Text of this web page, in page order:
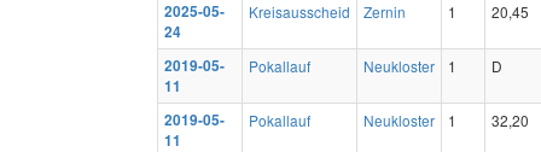
2025-05-
24
Kreisausscheid Zernin 1 20,45
2019-05-
11
Pokallauf Neukloster 1 D
2019-05-
11
Pokallauf Neukloster 1 32,20